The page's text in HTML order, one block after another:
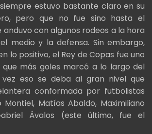
estuvo bastante claro en su
pero que no fue sino hasta el
anduvo con algunos rodeos a la hora
medio y la defensa. Sin embargo,
lo positivo, el Rey de Copas fue uno
más goles marcó a lo largo del
eso se deba al gran nivel que
conformada por futbolistas
Matías Abaldo, Maximiliano
Ávalos (este último, fue el